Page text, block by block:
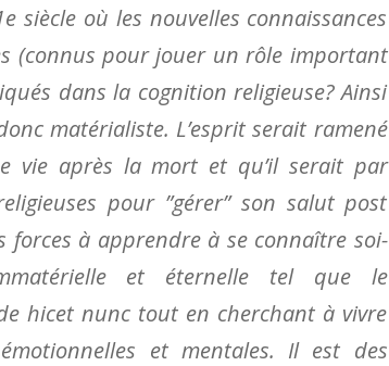
siècle où les nouvelles connaissances
(connus pour jouer un rôle important
dans la cognition religieuse? Ainsi
matérialiste. L’esprit serait ramené
vie après la mort et qu’il serait par
pour ”gérer” son salut post
forces à apprendre à se connaître soi-
et éternelle tel que le
hicet nunc tout en cherchant à vivre
et mentales. Il est des